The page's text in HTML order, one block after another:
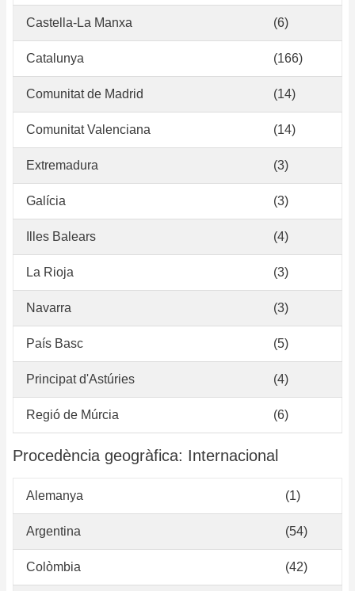
Castella-La Manxa (6)
Catalunya (166)
Comunitat de Madrid (14)
Comunitat Valenciana (14)
Extremadura (3)
Galícia (3)
Illes Balears (4)
La Rioja (3)
Navarra (3)
País Basc (5)
Principat d'Astúries (4)
Regió de Múrcia (6)
Procedència geogràfica: Internacional
Alemanya (1)
Argentina (54)
Colòmbia (42)